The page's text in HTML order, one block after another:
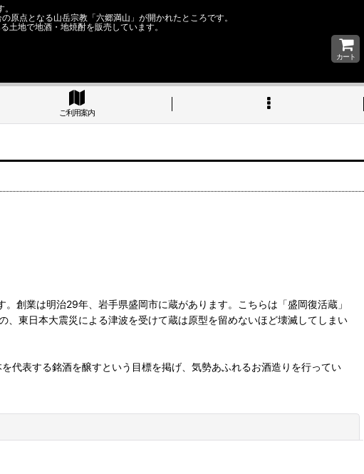
原点となる山岳宗教「六郷満山」が開かれたところです。
土地で地酒・地焼酎を販売しています。
カート
ご利用案内
創業は明治29年、岩手県盛岡市に蔵があります。こちらは「盛岡復活蔵」
東日本大震災による津波を受けて蔵は原型を留めないほど壊滅してしまい
代表する銘酒を醸すという目標を掲げ、気勢あふれるお酒造りを行ってい